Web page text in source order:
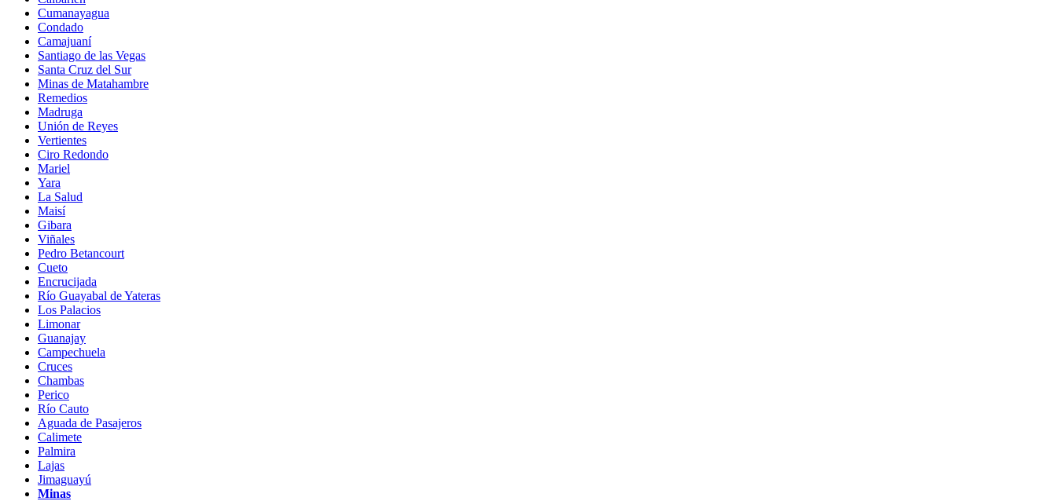
Cumanayagua
Condado
Camajuaní
Santiago de las Vegas
Santa Cruz del Sur
Minas de Matahambre
Remedios
Madruga
Unión de Reyes
Vertientes
Ciro Redondo
Mariel
Yara
La Salud
Maisí
Gibara
Viñales
Pedro Betancourt
Cueto
Encrucijada
Río Guayabal de Yateras
Los Palacios
Limonar
Guanajay
Campechuela
Cruces
Chambas
Perico
Río Cauto
Aguada de Pasajeros
Calimete
Palmira
Lajas
Jimaguayú
Minas